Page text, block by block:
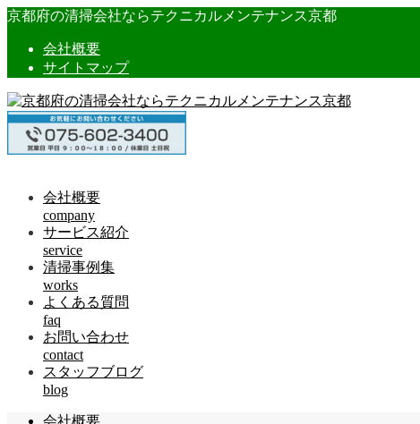
京都府の清掃会社ならテクニカルメンテナンス京都
会社概要
サイトマップ
会社概要
company
サービス紹介
service
清掃事例集
works
よくある質問
faq
お問い合わせ
contact
スタッフブログ
blog